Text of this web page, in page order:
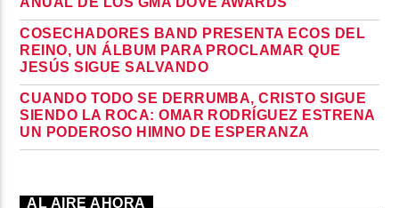
COSECHADORES BAND PRESENTA ECOS DEL
REINO, UN ÁLBUM PARA PROCLAMAR QUE
JESÚS SIGUE SALVANDO
CUANDO TODO SE DERRUMBA, CRISTO SIGUE
SIENDO LA ROCA: OMAR RODRÍGUEZ ESTRENA
UN PODEROSO HIMNO DE ESPERANZA
AL AIRE AHORA